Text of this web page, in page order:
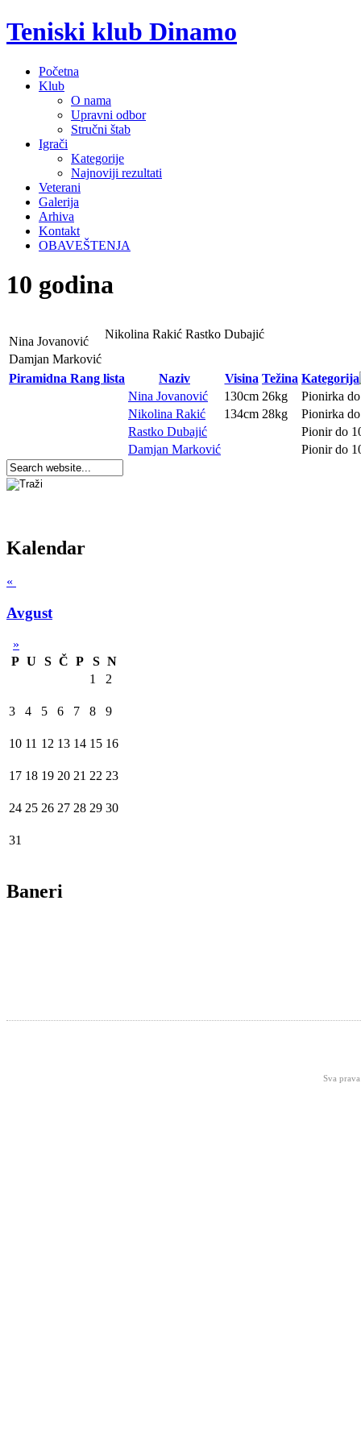
Teniski klub Dinamo
Početna
Klub
O nama
Upravni odbor
Stručni štab
Igrači
Kategorije
Najnoviji rezultati
Veterani
Galerija
Arhiva
Kontakt
OBAVEŠTENJA
10 godina
Nina Jovanović
Nikolina Rakić Rastko Dubajić
Damjan Marković
Piramidna Rang lista
Naziv Visina Težina Kategorija
Nina Jovanović
130cm 26kg
Pionirka
Nikolina Rakić
134cm 28kg
Pionirka
Rastko Dubajić
Pionir do
Damjan Marković
Pionir do
Kalendar
«
Avgust
»
P U S Č P S N
1
2
3 4 5 6 7 8 9
10 11 12 13 14 15 16
17 18 19 20 21 22 23
24 25 26 27 28 29 30
31
Baneri
Sva